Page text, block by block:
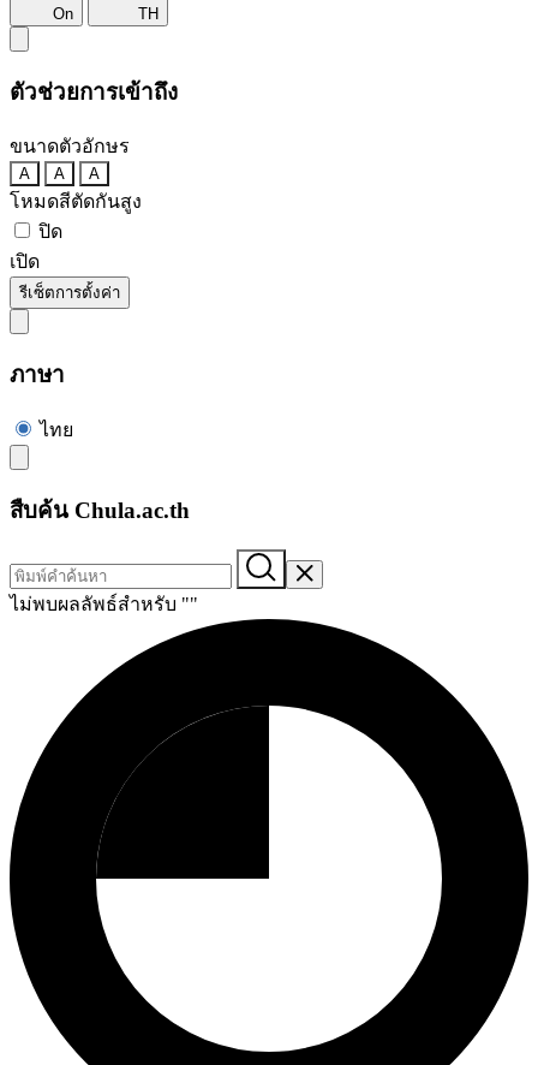
On TH
ตัวช่วยการเข้าถึง
ขนาดตัวอักษร
A A A
โหมดสีตัดกันสูง
ปิด
เปิด
รีเซ็ตการตั้งค่า
ภาษา
ไทย
สืบค้น Chula.ac.th
ไม่พบผลลัพธ์สำหรับ ""